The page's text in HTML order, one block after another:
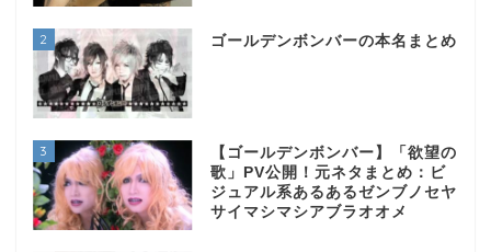
2 ゴールデンボンバーの本名まとめ
3
【ゴールデンボンバー】「欲望の
歌」PV公開！元ネタまとめ：ビ
ジュアル系あるあるゼンブノセヤ
サイマシマシアブラオオメ